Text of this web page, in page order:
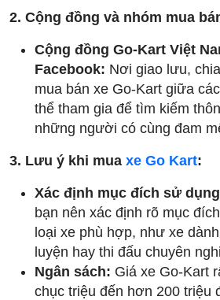
2. Cộng đồng và nhóm mua
Cộng đồng Go-Kart Việt
Facebook: Nơi giao lưu,
mua bán xe Go-Kart giữa
thể tham gia để tìm kiếm
những người có cùng đam
3. Lưu ý khi mua xe Go Kart:
Xác định mục đích sử
bạn nên xác định rõ mục
loại xe phù hợp, như xe
luyện hay thi đấu chuyên
Ngân sách: Giá xe Go-Kart
chục triệu đến hơn 200 triệu